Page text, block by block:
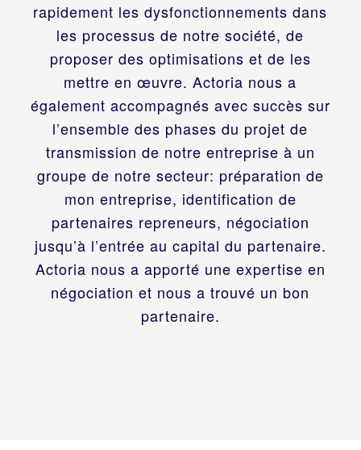
rapidement les dysfonctionnements dans
les processus de notre société, de
proposer des optimisations et de les
mettre en œuvre. Actoria nous a
également accompagnés avec succès sur
l’ensemble des phases du projet de
transmission de notre entreprise à un
groupe de notre secteur: préparation de
mon entreprise, identification de
partenaires repreneurs, négociation
jusqu’à l’entrée au capital du partenaire.
Actoria nous a apporté une expertise en
négociation et nous a trouvé un bon
partenaire.